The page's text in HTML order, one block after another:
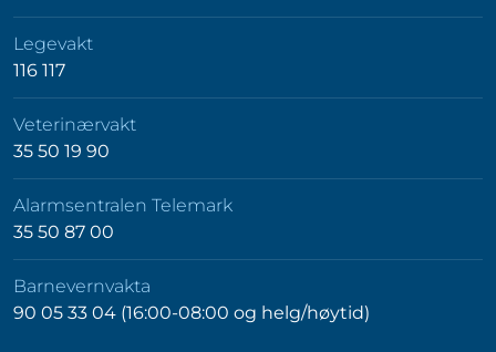
Legevakt
116 117
Veterinærvakt
35 50 19 90
Alarmsentralen Telemark
35 50 87 00
Barnevernvakta
90 05 33 04 (16:00-08:00 og helg/høytid)